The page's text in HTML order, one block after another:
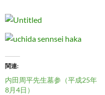
関連
内田周平先生墓参（平成25年
8月4日）